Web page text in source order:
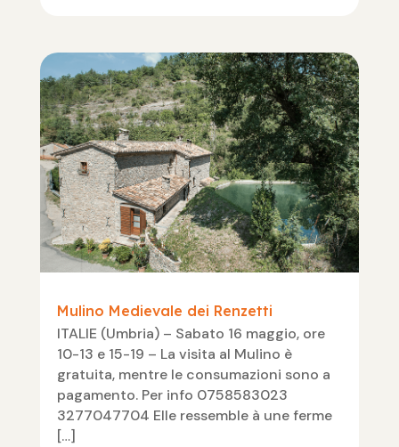
Mulino Medievale dei Renzetti
ITALIE (Umbria) – Sabato 16 maggio, ore
10-13 e 15-19 – La visita al Mulino è
gratuita, mentre le consumazioni sono a
pagamento. Per info 0758583023
3277047704 Elle ressemble à une ferme
[…]